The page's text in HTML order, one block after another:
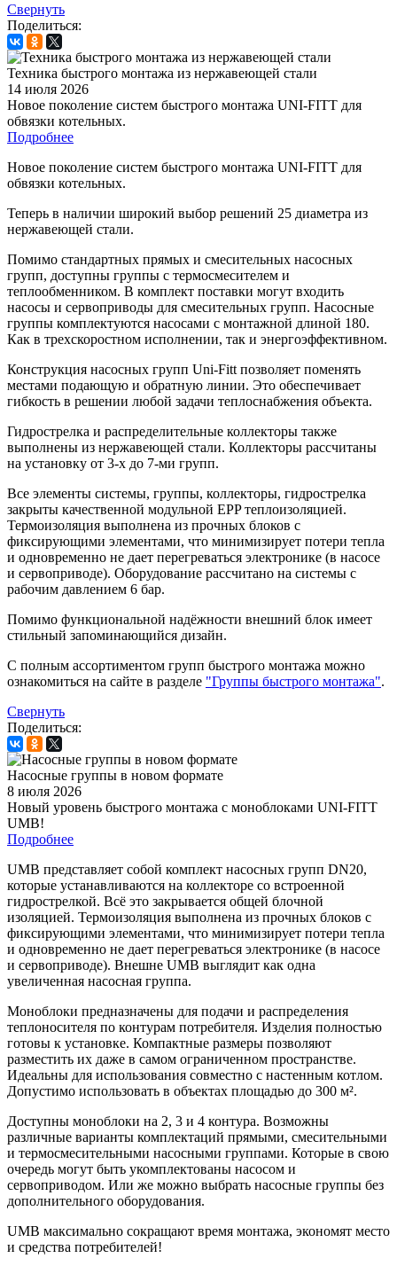
Свернуть
Поделиться:
Техника быстрого монтажа из нержавеющей стали
14 июля 2026
Новое поколение систем быстрого монтажа UNI-FITT для
обвязки котельных.
Подробнее
Новое поколение систем быстрого монтажа UNI-FITT для
обвязки котельных.
Теперь в наличии широкий выбор решений 25 диаметра из
нержавеющей стали.
Помимо стандартных прямых и смесительных насосных
групп, доступны группы с термосмесителем и
теплообменником. В комплект поставки могут входить
насосы и сервоприводы для смесительных групп. Насосные
группы комплектуются насосами с монтажной длиной 180.
Как в трехскоростном исполнении, так и энергоэффективном.
Конструкция насосных групп Uni-Fitt позволяет поменять
местами подающую и обратную линии. Это обеспечивает
гибкость в решении любой задачи теплоснабжения объекта.
Гидрострелка и распределительные коллекторы также
выполнены из нержавеющей стали. Коллекторы рассчитаны
на установку от 3-х до 7-ми групп.
Все элементы системы, группы, коллекторы, гидрострелка
закрыты качественной модульной EPP теплоизоляцией.
Термоизоляция выполнена из прочных блоков с
фиксирующими элементами, что минимизирует потери тепла
и одновременно не дает перегреваться электронике (в насосе
и сервоприводе). Оборудование рассчитано на системы с
рабочим давлением 6 бар.
Помимо функциональной надёжности внешний блок имеет
стильный запоминающийся дизайн.
С полным ассортиментом групп быстрого монтажа можно
ознакомиться на сайте в разделе "Группы быстрого монтажа".
Свернуть
Поделиться:
Насосные группы в новом формате
8 июля 2026
Новый уровень быстрого монтажа с моноблоками UNI-FITT
UMB!
Подробнее
UMB представляет собой комплект насосных групп DN20,
которые устанавливаются на коллекторе со встроенной
гидрострелкой. Всё это закрывается общей блочной
изоляцией. Термоизоляция выполнена из прочных блоков с
фиксирующими элементами, что минимизирует потери тепла
и одновременно не дает перегреваться электронике (в насосе
и сервоприводе). Внешне UMB выглядит как одна
увеличенная насосная группа.
Моноблоки предназначены для подачи и распределения
теплоносителя по контурам потребителя. Изделия полностью
готовы к установке. Компактные размеры позволяют
разместить их даже в самом ограниченном пространстве.
Идеальны для использования совместно с настенным котлом.
Допустимо использовать в объектах площадью до 300 м².
Доступны моноблоки на 2, 3 и 4 контура. Возможны
различные варианты комплектаций прямыми, смесительными
и термосмесительными насосными группами. Которые в свою
очередь могут быть укомплектованы насосом и
сервоприводом. Или же можно выбрать насосные группы без
дополнительного оборудования.
UMB максимально сокращают время монтажа, экономят место
и средства потребителей!